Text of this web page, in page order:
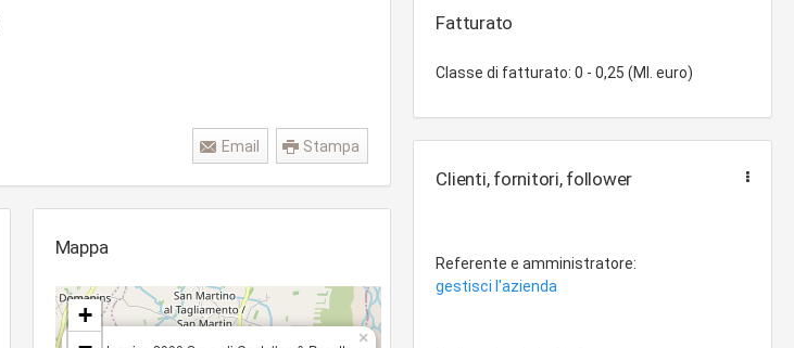
Stampa
Email
Mappa
×
+
Fatturato
Classe di fatturato: 0 - 0,25 (Ml. euro)
Clienti, fornitori, follower
Referente e amministratore:
gestisci l'azienda